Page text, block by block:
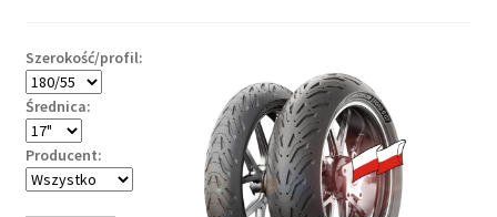
Szerokość/profil:
Średnica:
Producent: